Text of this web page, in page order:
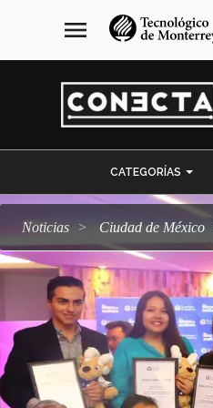
navegación
principal
menu
CATEGORÍAS
Noticias Ciudad de México